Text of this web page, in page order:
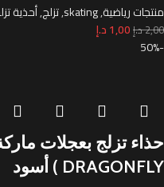
منتجات رياضية,
skating
,تزلج,أحذية
2,00د.إ1,00د.إ
-50%
DRAGONFLY ) أسود